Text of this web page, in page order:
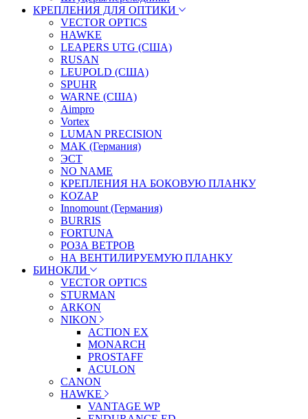
КРЕПЛЕНИЯ ДЛЯ ОПТИКИ
VECTOR OPTICS
HAWKE
LEAPERS UTG (США)
RUSAN
LEUPOLD (США)
SPUHR
WARNE (США)
Aimpro
Vortex
LUMAN PRECISION
MAK (Германия)
ЭСТ
NO NAME
КРЕПЛЕНИЯ НА БОКОВУЮ ПЛАНКУ
KOZAP
Innomount (Германия)
BURRIS
FORTUNA
РОЗА ВЕТРОВ
НА ВЕНТИЛИРУЕМУЮ ПЛАНКУ
БИНОКЛИ
VECTOR OPTICS
STURMAN
ARKON
NIKON
ACTION EX
MONARCH
PROSTAFF
ACULON
CANON
HAWKE
VANTAGE WP